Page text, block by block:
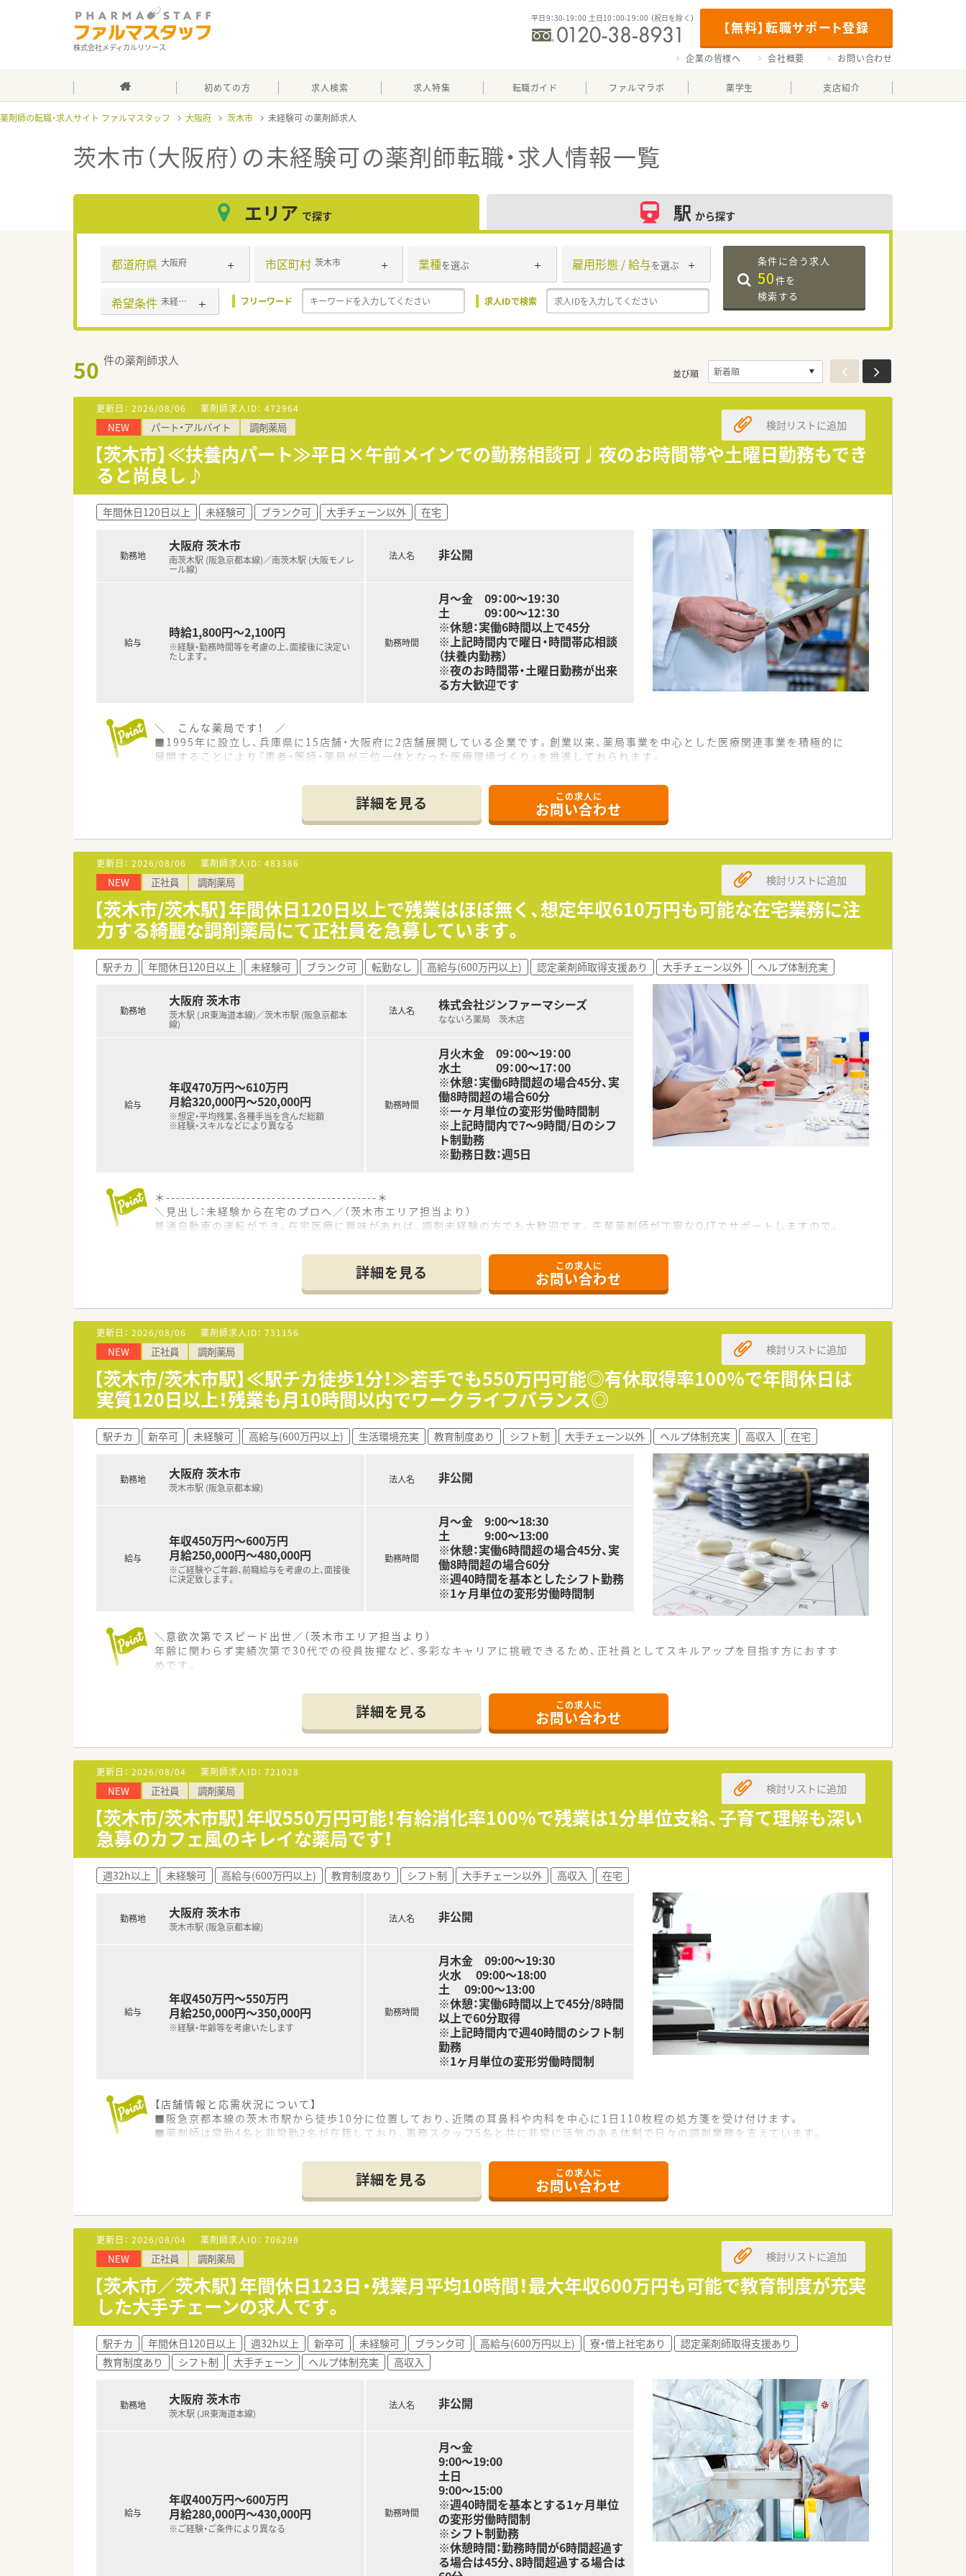
株式会社メディカルリソース
【無料】転職サポート登録
平日9：30-19：00 土日10：00-19：00 （祝日を除く）
企業の皆様へ 会社概要 お問い合わせ
初めての方 求人検索 求人特集 転職ガイド ファルマラボ 薬学生 支店紹介
薬剤師の転職・求人サイト ファルマスタッフ 大阪府 茨木市 未経験可
茨木市（大阪府）の未経験可の薬剤師転職・求人情報一覧
エリア で探す 駅 から探す
都道府県 大阪府 市区町村 茨木市 業種を選ぶ 雇用形態 / 給与を選ぶ
希望条件 未経験可 フリーワード 求人IDで検索
条件に合う求人
50件を
検索する
50 件の薬剤師求人
並び順
更新日： 2026/08/06 薬剤師求人ID： 472964
NEW パート・アルバイト 調剤薬局
【茨木市】≪扶養内パート≫平日×午前メインでの勤務相談可♩夜のお時間帯や土曜日勤務もでき
ると尚良し♪
検討リストに追加
年間休日120日以上 未経験可 ブランク可 大手チェーン以外 在宅
勤務地
大阪府 茨木市
南茨木駅 (阪急京都本線)／南茨木駅 (大阪モノレ
ール線)
給与
時給1,800円～2,100円
※経験・勤務時間等を考慮の上、面接後に決定い
たします。
法人名 非公開
勤務時間
月～金 09：00～19：30
土 09：00～12：30
※休憩：実働6時間以上で45分
※上記時間内で曜日・時間帯応相談
（扶養内勤務）
※夜のお時間帯・土曜日勤務が出来
る方大歓迎です
＼ こんな薬局です！ ／
■1995年に設立し、兵庫県に15店舗・大阪府に2店舗展開している企業です。創業以来、薬局事業を中心とした医療関連事業を積極的に
展開することにより『患者・医師・薬局が三位一体となった医療環境づくり』を推進しておられます。
■薬局の中に留まらず、外の世界でも自分の責任と裁量で活動できる『本物の薬剤師』に育ってほしいとの想いから教育にも手厚く時間
＼ コンサルタントおすすめポイント★ ／
■在宅業務をメインに携わって頂く求人です。患者様の為にも『自ら考えて処方設計をし提案できる薬剤師』になってほしいとの想いか
ら『本物のプロフェッショナル』として成長できるフィールドを用意しています！
■ワークライフバランスを意識して、社員一人ひとりの働く価値観を尊重したいとのお考えの基運営されています。産・育休からの復帰
率100％など、働きやすい環境が整っています♪
詳細を見る この求人に
お問い合わせ
更新日： 2026/08/06 薬剤師求人ID： 483386
NEW 正社員 調剤薬局
【茨木市/茨木駅】年間休日120日以上で残業はほぼ無く、想定年収610万円も可能な在宅業務に注
力する綺麗な調剤薬局にて正社員を急募しています。
検討リストに追加
駅チカ 年間休日120日以上 未経験可 ブランク可 転勤なし 高給与(600万円以上) 認定薬剤師取得支援あり 大手チェーン以外 ヘルプ体制充実
勤務地
大阪府 茨木市
茨木駅 (JR東海道本線)／茨木市駅 (阪急京都本
線)
給与
年収470万円～610万円
月給320,000円～520,000円
※想定・平均残業、各種手当を含んだ総額
※経験・スキルなどにより異なる
法人名 株式会社ジンファーマシーズ
なないろ薬局 茨木店
勤務時間
月火木金 09：00～19：00
水土 09：00～17：00
※休憩：実働6時間超の場合45分、実
働8時間超の場合60分
※一ヶ月単位の変形労働時間制
※上記時間内で7～9時間/日のシフ
ト制勤務
※勤務日数：週5日
＊------------------------------------------＊
＼見出し：未経験から在宅のプロへ／（茨木市エリア担当より）
普通自動車の運転ができ、在宅医療に興味があれば、調剤未経験の方でも大歓迎です。先輩薬剤師が丁寧なOJTでサポートしますので、
＊------------------------------------------＊
■JR茨木駅および阪急茨木市駅から徒歩10分ほどの、非常にアクセスが便利な大通り沿いに立地しています。
■外来処方箋は耳鼻科をメインに応需しており、1日あたりの平均対応枚数は30枚から40枚ほどです。
■勤務するスタッフは常勤薬剤師4名とパート薬剤師4名に加えて、事務員3名が在籍しています。
【募集背景と求める人物像について】
■会社の成長に伴う増員のための募集であり、特に8月から勤務を開始できる方を急募しています。
■業務において施設在宅を担当するため、普通自動車の運転ができる方を必須条件としています。
■患者だけでなく医師やコメディカルなどの多職種と、円滑なコミュニケーションを図れる方を求めます。
【法人特徴について】
■大阪府内を中心に5店舗の調剤薬局を運営しており、今後も新店舗の出店計画を進めている法人です。
■2018年に立ち上げられた会社であり、新規出店された綺麗な店舗展開を行っている点が特徴です。
■代表取締役は元々現場で薬剤師として勤務していた経歴を持ち、現場への理解が非常に深い法人です。
詳細を見る この求人に
お問い合わせ
更新日： 2026/08/06 薬剤師求人ID： 731156
NEW 正社員 調剤薬局
【茨木市/茨木市駅】≪駅チカ徒歩1分！≫若手でも550万円可能◎有休取得率100％で年間休日は
実質120日以上！残業も月10時間以内でワークライフバランス◎
検討リストに追加
駅チカ 新卒可 未経験可 高給与(600万円以上) 生活環境充実 教育制度あり シフト制 大手チェーン以外 ヘルプ体制充実 高収入 在宅
勤務地 大阪府 茨木市
茨木市駅 (阪急京都本線)
給与
年収450万円～600万円
月給250,000円～480,000円
※ご経験やご年齢、前職給与を考慮の上、面接後
に決定致します。
法人名 非公開
勤務時間
月～金 9:00～18:30
土 9:00～13:00
※休憩：実働6時間超の場合45分、実
働8時間超の場合60分
※週40時間を基本としたシフト勤務
※1ヶ月単位の変形労働時間制
＼意欲次第でスピード出世／（茨木市エリア担当より）
年齢に関わらず実績次第で30代での役員抜擢など、多彩なキャリアに挑戦できるため、正社員としてスキルアップを目指す方におすす
めです。
■阪急京都本線の茨木市駅から徒歩1分という好立地にあり、毎日の通勤が非常に便利です。
■処方箋は1日平均260枚ほど応需しており、内科や皮膚科など多科目を扱います。
■薬剤師は13名在籍し常時5名から7名体制で、事務員も4名おり手厚い人員配置です。
【求人情報について】
■年収は450万円から600万円の範囲で相談可能で、経験や前職給与を考慮して決定します。
■原則として店舗固定での勤務が可能であり、無理な異動や転居を伴う転勤の心配はありません。
■正社員としての採用であり、長期的な視点でキャリアを築きたい方に最適な雇用形態です。
【勤務実態について】
■残業時間は月10時間以内と少なめに抑えられており、ワークライフバランスが保てます。
■年間休日は115日確保されており、週休2日制でしっかりと体を休めることができます。
■有給休暇の消化率はほぼ100％の実績があり、希望休も相談しやすくプライベートも充実します。
詳細を見る この求人に
お問い合わせ
更新日： 2026/08/04 薬剤師求人ID： 721028
NEW 正社員 調剤薬局
【茨木市/茨木市駅】年収550万円可能！有給消化率100％で残業は1分単位支給、子育て理解も深い
急募のカフェ風のキレイな薬局です！
検討リストに追加
週32h以上 未経験可 高給与(600万円以上) 教育制度あり シフト制 大手チェーン以外 高収入 在宅
勤務地 大阪府 茨木市
茨木市駅 (阪急京都本線)
給与
年収450万円～550万円
月給250,000円～350,000円
※経験・年齢等を考慮いたします
法人名 非公開
勤務時間
月木金 09:00～19:30
火水 09:00～18:00
土 09:00～13:00
※休憩：実働6時間以上で45分/8時間
以上で60分取得
※上記時間内で週40時間のシフト制
勤務
※1ヶ月単位の変形労働時間制
【店舗情報と応需状況について】
■阪急京都本線の茨木市駅から徒歩10分に位置しており、近隣の耳鼻科や内科を中心に1日110枚程の処方箋を受け付けます。
■薬剤師は常勤4名と非常勤2名が在籍しており、事務スタッフ5名と共に非常に活気のある体制で日々の調剤業務を支えています。
■今回は欠員補充による急募案件となっており、周囲と協力しながら円滑に業務を進められる協調性のある薬剤師の方を求めています。
■在宅業務で車の運転をお願いすることがあるため、運転免許をお持ちの方やこれから運転スキルを磨きたい方を積極的に歓迎します。
■地域の患者様に寄り添う姿勢を大切にしているため、丁寧な服薬指導を通じて信頼関係を築ける方を第一優先で採用したい考えです。
【想定される業務内容】
■処方箋に基づく正確な調剤や監査および丁寧な服薬指導をメインとし、患者様一人ひとりに最適な健康アドバイスを提供していただ
きます。
■約30床の施設在宅業務にも携わっていただき、往診同行などを通じて多職種と連携した高度な在宅医療の経験を積むことが可能で
す。
■非薬剤師の店長が在宅の配送や事務作業を積極的に巻き取ってくれるため、薬剤師は専門業務である対人業務に専念できる環境です。
詳細を見る この求人に
お問い合わせ
更新日： 2026/08/04 薬剤師求人ID： 706298
NEW 正社員 調剤薬局
【茨木市／茨木駅】年間休日123日・残業月平均10時間！最大年収600万円も可能で教育制度が充実
した大手チェーンの求人です。
検討リストに追加
駅チカ 年間休日120日以上 週32h以上 新卒可 未経験可 ブランク可 高給与(600万円以上) 寮・借上社宅あり
認定薬剤師取得支援あり
教育制度あり
シフト制 大手チェーン ヘルプ体制充実 高収入
勤務地 大阪府 茨木市
茨木駅 (JR東海道本線)
給与
年収400万円～600万円
月給280,000円～430,000円
※ご経験・ご条件により異なる
法人名 非公開
勤務時間
月～金
9:00～19:00
土日
9:00～15:00
※週40時間を基本とする1ヶ月単位
の変形労働時間制
※シフト制勤務
※休憩時間：勤務時間が6時間超過す
る場合は45分、8時間超過する場合は